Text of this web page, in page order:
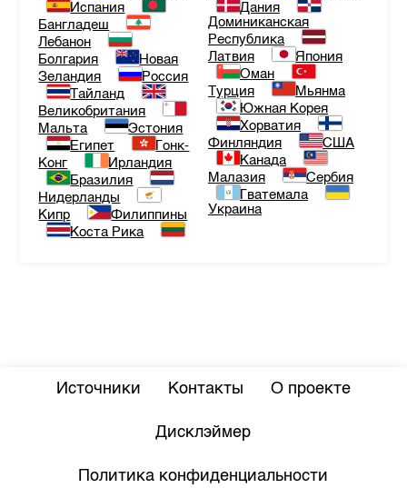
Испания
Бангладеш
Лебанон
Болгария
Новая
Зеландия
Россия
Тайланд
Великобритания
Мальта
Эстония
Египет
Гонк-
Конг
Ирландия
Бразилия
Нидерланды
Кипр
Филиппины
Коста Рика
Дания
Доминиканская
Республика
Латвия
Япония
Оман
Турция
Мьянма
Южная Корея
Хорватия
Финляндия
США
Канада
Малазия
Сербия
Гватемала
Украина
Источники Контакты О проекте
Дисклэймер
Политика конфиденциальности